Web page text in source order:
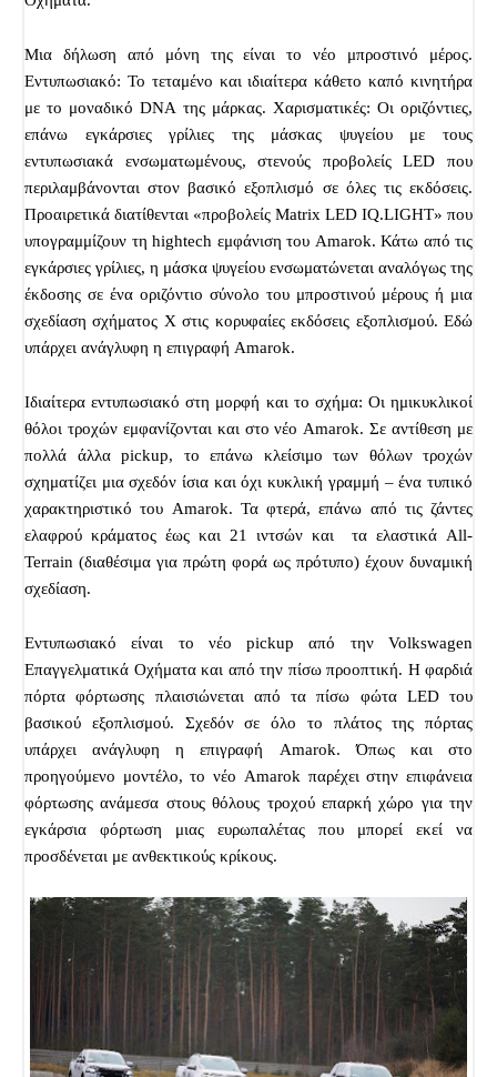
Μια δήλωση από μόνη της είναι το νέο μπροστινό μέρος.
Εντυπωσιακό: Το τεταμένο και ιδιαίτερα κάθετο καπό κινητήρα
με το μοναδικό DNA της μάρκας. Χαρισματικές: Οι οριζόντιες,
επάνω εγκάρσιες γρίλιες της μάσκας ψυγείου με τους
εντυπωσιακά ενσωματωμένους, στενούς προβολείς LED που
περιλαμβάνονται στον βασικό εξοπλισμό σε όλες τις εκδόσεις.
Προαιρετικά διατίθενται «προβολείς Matrix LED IQ.LIGHT» που
υπογραμμίζουν τη hightech εμφάνιση του Amarok. Κάτω από τις
εγκάρσιες γρίλιες, η μάσκα ψυγείου ενσωματώνεται αναλόγως της
έκδοσης σε ένα οριζόντιο σύνολο του μπροστινού μέρους ή μια
σχεδίαση σχήματος Χ στις κορυφαίες εκδόσεις εξοπλισμού. Εδώ
υπάρχει ανάγλυφη η επιγραφή Amarok.
Ιδιαίτερα εντυπωσιακό στη μορφή και το σχήμα: Οι ημικυκλικοί
θόλοι τροχών εμφανίζονται και στο νέοAmarok. Σε αντίθεση με
πολλά άλλα pickup, το επάνω κλείσιμο των θόλων τροχών
σχηματίζει μια σχεδόν ίσια και όχι κυκλική γραμμή – ένα τυπικό
χαρακτηριστικό του Amarok. Τα φτερά, επάνω από τις ζάντες
ελαφρού κράματος έως και 21 ιντσών και
τα ελαστικά All-
Terrain (διαθέσιμα για πρώτη φορά ως πρότυπο) έχουν δυναμική
σχεδίαση.
Εντυπωσιακό είναι το νέο pickup από την Volkswagen
Επαγγελματικά Οχήματα και από την πίσω προοπτική. Η φαρδιά
πόρτα φόρτωσης πλαισιώνεται από τα πίσω φώτα LED του
βασικού εξοπλισμού. Σχεδόν σε όλο το πλάτος της πόρτας
υπάρχει ανάγλυφη η επιγραφή Amarok. Όπως και στο
προηγούμενο μοντέλο, το νέο Amarok παρέχει στην επιφάνεια
φόρτωσης ανάμεσα στους θόλους τροχού επαρκή χώρο για την
εγκάρσια φόρτωση μιας ευρωπαλέτας που μπορεί εκεί να
προσδένεται με ανθεκτικούς κρίκους.